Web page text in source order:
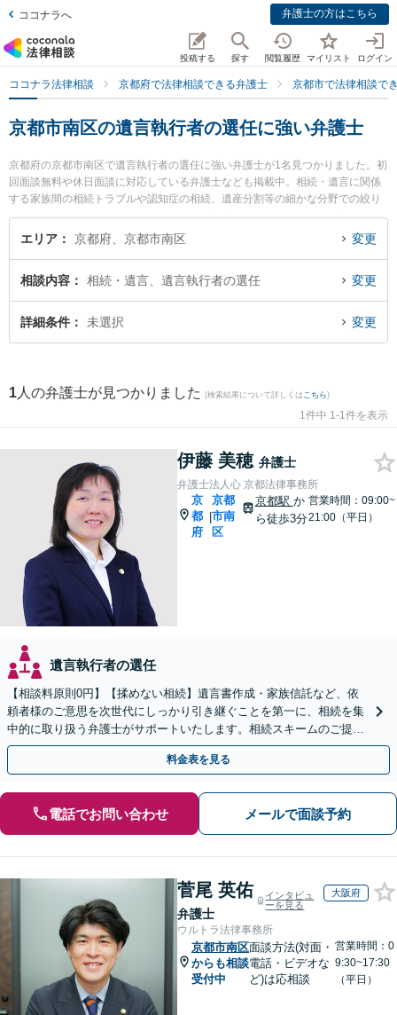
ココナラへ 弁護士の方はこちら
投稿する 探す 閲覧履歴 マイリスト ログイン
ココナラ法律相談 京都府で法律相談できる弁護士 京都市で法律相談で
京都市南区の遺言執行者の選任に強い弁護士
京都府の京都市南区で遺言執行者の選任に強い弁護士が1名見つかりました。初
回面談無料や休日面談に対応している弁護士なども掲載中。相続・遺言に関係
する家族間の相続トラブルや認知症の相続、遺産分割等の細かな分野での絞り
込み検索もでき便利です。特に弁護士法人心 京都法律事務所の伊藤 美穂弁護士
のプロフィール情報や弁護士費用、強みなどが注目されています。『京都市南
索したい』『初回相談無料で遺言執行者の選任を法律相談できる京都市南区内
の弁護士に相談予約したい』などでお困りの相談者さんにおすすめです。
エリア 京都府、京都市南区 変更
相談内容 相続・遺言、遺言執行者の選任 変更
詳細条件 未選択 変更
1 人の弁護士が見つかりました (検索結果について詳しくは こちら)
1件中 1-1件を表示
伊藤 美穂 弁護士
弁護士法人心 京都法律事務所
京
都
府
|
京都
市南
区
京都駅 か
ら徒歩3分
営業時間：09:00~
21:00（平日）
遺言執行者の選任
【相談料原則0円】【揉めない相続】遺言書作成・家族信託など、依
頼者様のご意思を次世代にしっかり引き継ぐことを第一に、相続を集
中的に取り扱う弁護士がサポートいたします。相続スキームのご提案
から遺言執行まで責任を持って対応させていただきます。
料金表を見る
電話でお問い合わせ メールで面談予約
菅尾 英佑
弁護士
インタビュ
ーを見る
大阪府
ウルトラ法律事務所
京都市南区
からも相談
受付中
面談方法(対面・
電話・ビデオな
ど)は応相談
営業時間：0
9:30~17:30
（平日）